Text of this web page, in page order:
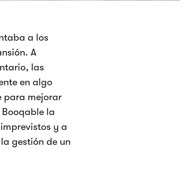
a los
A
las
en algo
para mejorar
la
y a
gestión de un